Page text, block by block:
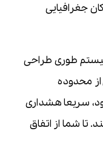
جغرافیایی
طوری طراحی
محدوده
سریعا هشداری
تا شما از اتفاق